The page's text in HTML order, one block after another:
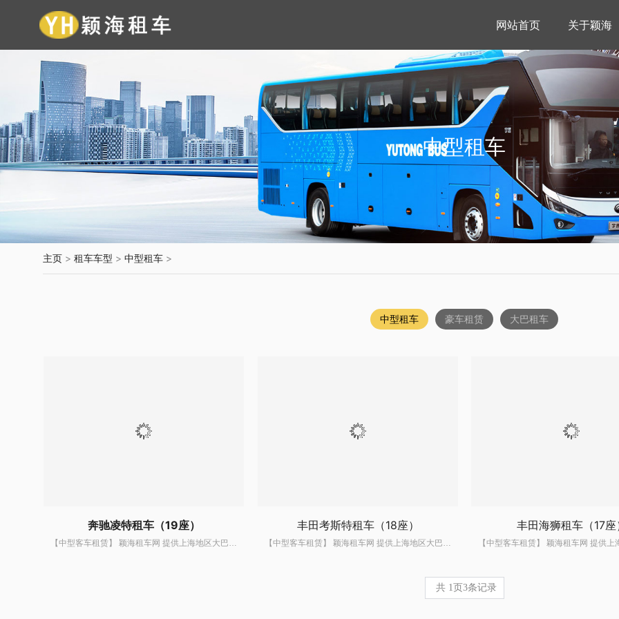
网站首页 关于颖海
中型租车
主页 > 租车车型 > 中型租车 >
中型租车 豪车租赁 大巴租车
奔驰凌特租车（19座）
【中型客车租赁】 颖海租车网 提供上海地区大巴租车服务,中型客车租车,上海班车租赁,考斯特,奔驰凌特,全顺,大海狮等机场接送,班车租赁,会议租车,商务租车,大巴车租车,大巴出租等服
丰田考斯特租车（18座）
【中型客车租赁】 颖海租车网 提供上海地区大巴租车服务,中型客车租车,上海班车租赁,考斯特,奔驰凌特,全顺,大海狮等机场接送,班车租赁,会议租车,商务租车,大巴车租车,大巴出租等服
丰田海狮租车（17座
共 1页3条记录